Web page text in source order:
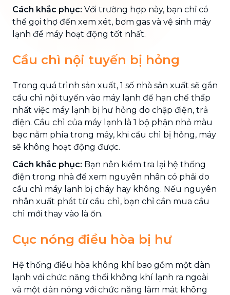
Cách khắc phục: Với trường hợp này, bạn chỉ có
thể gọi thợ đến xem xét, bơm gas và vệ sinh máy
lạnh để máy hoạt động tốt nhất.
Cầu chì nội tuyến bị hỏng
Trong quá trình sản xuất, 1 số nhà sản xuất sẽ gắn
cầu chì nội tuyến vào máy lạnh để hạn chế thấp
nhất việc máy lạnh bị hư hỏng do chập điện, trả
điện. Cầu chì của máy lạnh là 1 bộ phận nhỏ màu
bạc nằm phía trong máy, khi cầu chì bị hỏng, máy
sẽ không hoạt động được.
Cách khắc phục: Bạn nên kiểm tra lại hệ thống
điện trong nhà để xem nguyên nhân có phải do
cầu chì máy lạnh bị cháy hay không. Nếu nguyên
nhân xuất phát từ cầu chì, bạn chỉ cần mua cầu
chì mới thay vào là ổn.
Cục nóng điều hòa bị hư
Hệ thống điều hòa không khí bao gồm một dàn
lạnh với chức năng thổi không khí lạnh ra ngoài
và một dàn nóng với chức năng làm mát không